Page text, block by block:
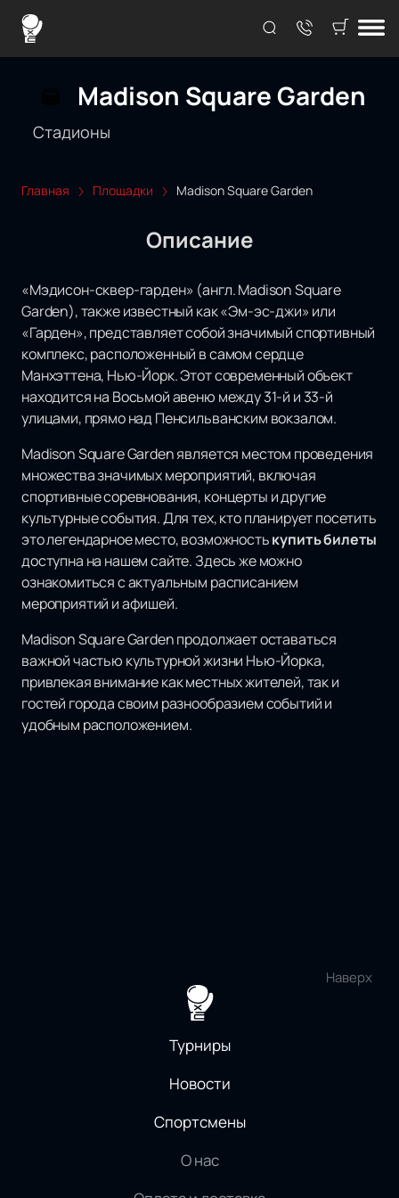
Madison Square Garden
Стадионы
Главная Площадки Madison Square Garden
Описание
«Мэдисон-сквер-гарден» (англ. Madison Square
Garden), также известный как «Эм-эс-джи» или
«Гарден», представляет собой значимый спортивный
комплекс, расположенный в самом сердце
Манхэттена, Нью-Йорк. Этот современный объект
находится на Восьмой авеню между 31-й и 33-й
улицами, прямо над Пенсильванским вокзалом.
Madison Square Garden является местом проведения
множества значимых мероприятий, включая
спортивные соревнования, концерты и другие
культурные события. Для тех, кто планирует посетить
это легендарное место, возможностькупить билеты
доступна на нашем сайте. Здесь же можно
ознакомиться с актуальным расписанием
мероприятий и афишей.
Madison Square Garden продолжает оставаться
важной частью культурной жизни Нью-Йорка,
привлекая внимание как местных жителей, так и
гостей города своим разнообразием событий и
удобным расположением.
Наверх
Турниры
Новости
Спортсмены
О нас